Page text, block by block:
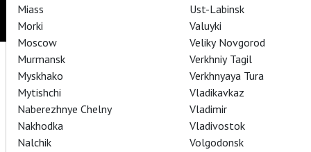
Miass
Morki
Moscow
Murmansk
Myskhako
Mytishchi
Naberezhnye Chelny
Nakhodka
Nalchik
Ust-Labinsk
Valuyki
Veliky Novgorod
Verkhniy Tagil
Verkhnyaya Tura
Vladikavkaz
Vladimir
Vladivostok
Volgodonsk